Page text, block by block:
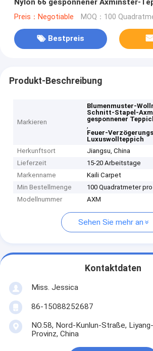
Nylon 66 gesponnener Axminster-
Blumenmuster
Preis：Negotiable MOQ：100
Bestpreis
Produkt-Beschreibung
Markieren
Blumenmuster-
Schnitt-Stapel-
gesponnener
,
Feuer-
Luxuswollteppich
Herkunftsort
Jiangsu, China
Lieferzeit
15-20 Arbeitstage
Markenname
Kaili Carpet
Min Bestellmenge
100 Quadratmeter
Modellnummer
AXM
Sehen Sie mehr an
Kontaktdaten
Miss. Jessica
86-15088252687
NO.58, Nord-Kunlun-Straße,
Provinz, China